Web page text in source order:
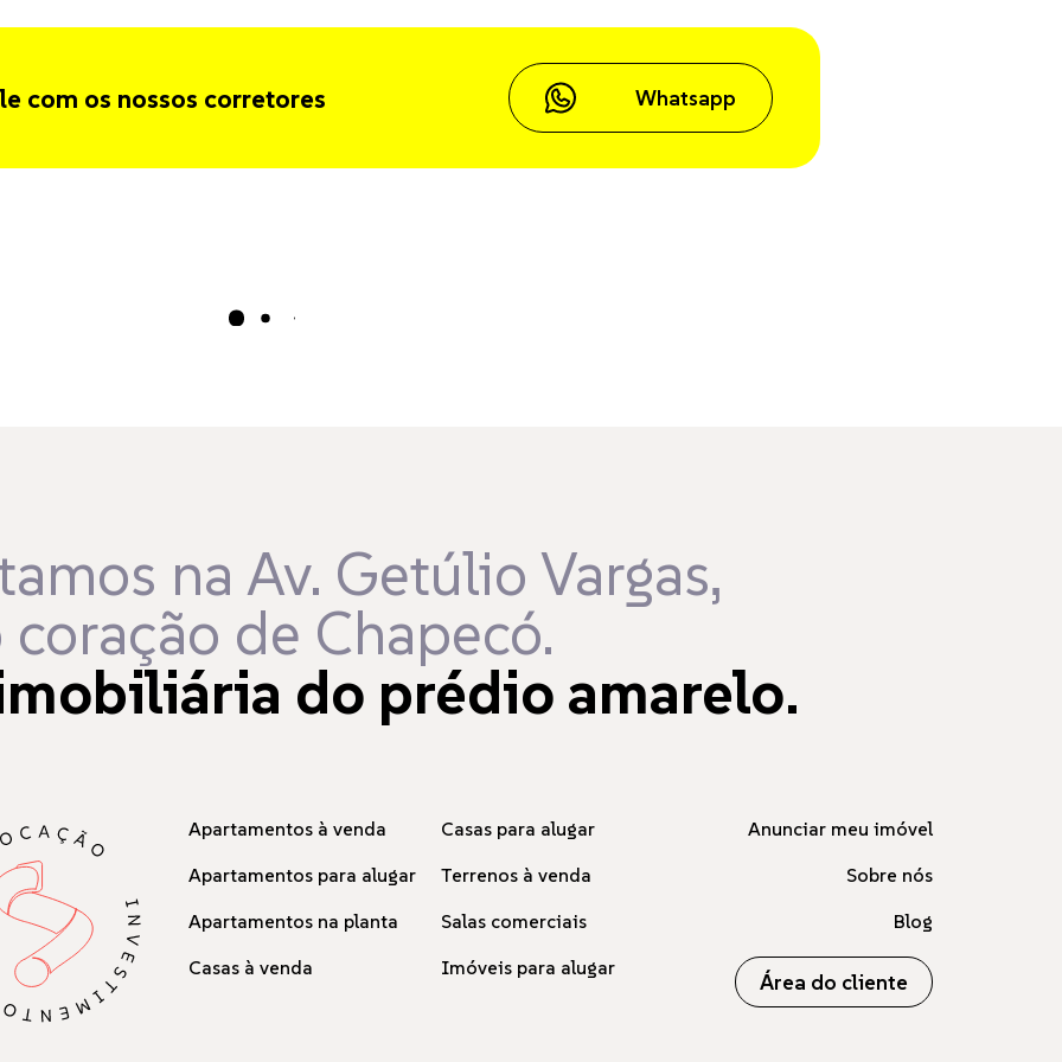
com os nossos corretores Whatsapp
na Av. Getúlio Vargas,
coração de Chapecó.
do prédio amarelo.
Apartamentos à venda
Apartamentos para alugar
Apartamentos na planta
Casas à venda
Casas para alugar
Terrenos à venda
Salas comerciais
Imóveis para alugar
Anunciar meu imóvel
Sobre nós
Blog
Área do cliente